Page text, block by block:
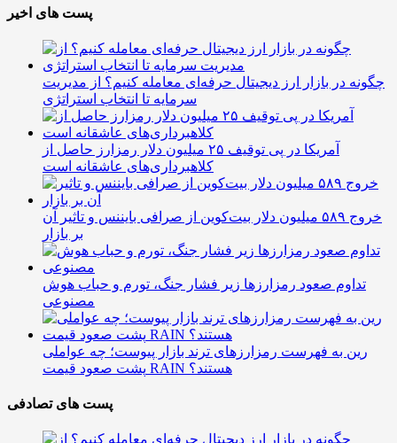
پست های اخیر
چگونه در بازار ارز دیجیتال حرفه‌ای معامله کنیم؟ از مدیریت
سرمایه تا انتخاب استراتژی
آمریکا در پی توقیف ۲۵ میلیون دلار رمزارز حاصل از
کلاهبرداری‌های عاشقانه است
خروج ۵۸۹ میلیون دلار بیت‌کوین از صرافی بایننس و تاثیر آن
بر بازار
تداوم صعود رمزارزها زیر فشار جنگ، تورم و حباب هوش
مصنوعی
رین به فهرست رمزارزهای ترند بازار پیوست؛ چه عواملی
پشت صعود قیمت RAIN هستند؟
پست های تصادفی